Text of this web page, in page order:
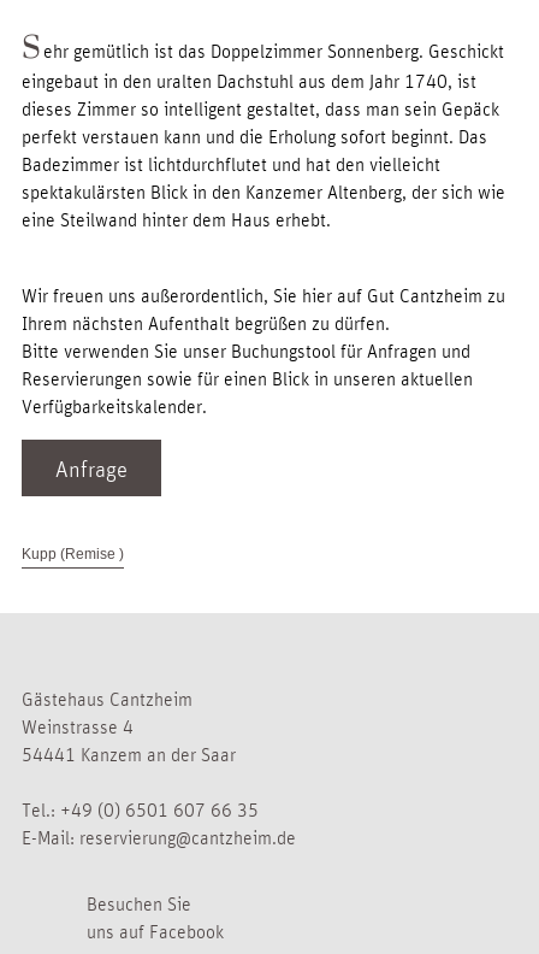
S ehr gemütlich ist das Doppelzimmer Sonnenberg. Geschickt
eingebaut in den uralten Dachstuhl aus dem Jahr 1740, ist
dieses Zimmer so intelligent gestaltet, dass man sein Gepäck
perfekt verstauen kann und die Erholung sofort beginnt. Das
Badezimmer ist lichtdurchflutet und hat den vielleicht
spektakulärsten Blick in den Kanzemer Altenberg, der sich wie
eine Steilwand hinter dem Haus erhebt.
Wir freuen uns außerordentlich, Sie hier auf Gut Cantzheim zu
Ihrem nächsten Aufenthalt begrüßen zu dürfen.
Bitte verwenden Sie unser Buchungstool für Anfragen und
Reservierungen sowie für einen Blick in unseren aktuellen
Verfügbarkeitskalender.
Anfrage
Kupp (Remise )
Gästehaus Cantzheim
Weinstrasse 4
54441 Kanzem an der Saar
Tel.: +49 (0) 6501 607 66 35
E-Mail: reservierung@cantzheim.de
Besuchen Sie
uns auf Facebook